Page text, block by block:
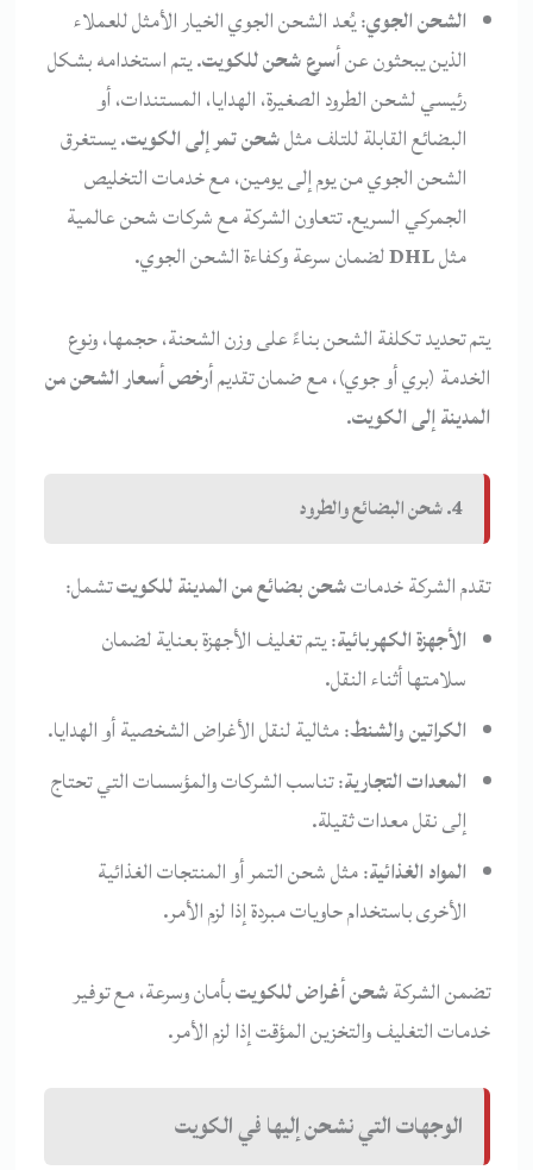
الشحن الجوي: يُعد الشحن الجوي الخيار الأمثل للعملاء
الذين يبحثون عنأسرع شحن للكويت. يتم استخدامه بشكل
رئيسي لشحن الطرود الصغيرة، الهدايا، المستندات، أو
البضائع القابلة للتلف مثلشحن تمر إلى الكويت. يستغرق
الشحن الجوي من يوم إلى يومين، مع خدمات التخليص
الجمركي السريع. تتعاون الشركة مع شركات شحن عالمية
مثلDHLلضمان سرعة وكفاءة الشحن الجوي.
يتم تحديد تكلفة الشحن بناءً على وزن الشحنة، حجمها، ونوع
الخدمة (بري أو جوي)، مع ضمان تقديمأرخص أسعار الشحن من
المدينة إلى الكويت.
4. شحن البضائع والطرود
تقدم الشركة خدماتشحن بضائع من المدينة للكويتتشمل:
الأجهزة الكهربائية: يتم تغليف الأجهزة بعناية لضمان
سلامتها أثناء النقل.
الكراتين والشنط: مثالية لنقل الأغراض الشخصية أو الهدايا.
المعدات التجارية: تناسب الشركات والمؤسسات التي تحتاج
إلى نقل معدات ثقيلة.
المواد الغذائية: مثل شحن التمر أو المنتجات الغذائية
الأخرى باستخدام حاويات مبردة إذا لزم الأمر.
تضمن الشركةشحن أغراض للكويتبأمان وسرعة، مع توفير
خدمات التغليف والتخزين المؤقت إذا لزم الأمر.
الوجهات التي نشحن إليها في الكويت